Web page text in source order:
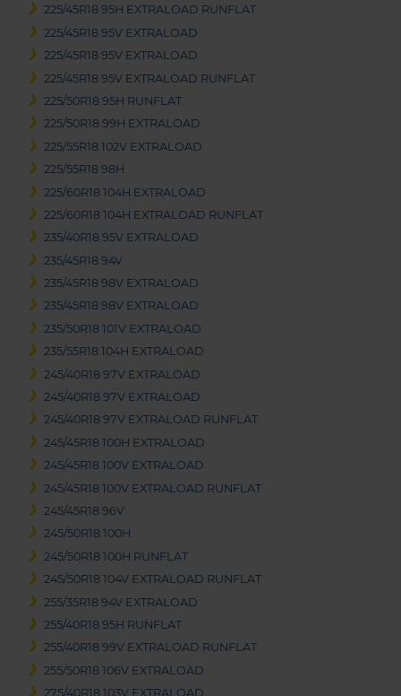
225/45R18 95H EXTRALOAD RUNFLAT
225/45R18 95V EXTRALOAD
225/45R18 95V EXTRALOAD
225/45R18 95V EXTRALOAD RUNFLAT
225/50R18 95H RUNFLAT
225/50R18 99H EXTRALOAD
225/55R18 102V EXTRALOAD
225/55R18 98H
225/60R18 104H EXTRALOAD
225/60R18 104H EXTRALOAD RUNFLAT
235/40R18 95V EXTRALOAD
235/45R18 94V
235/45R18 98V EXTRALOAD
235/45R18 98V EXTRALOAD
235/50R18 101V EXTRALOAD
235/55R18 104H EXTRALOAD
245/40R18 97V EXTRALOAD
245/40R18 97V EXTRALOAD
245/40R18 97V EXTRALOAD RUNFLAT
245/45R18 100H EXTRALOAD
245/45R18 100V EXTRALOAD
245/45R18 100V EXTRALOAD RUNFLAT
245/45R18 96V
245/50R18 100H
245/50R18 100H RUNFLAT
245/50R18 104V EXTRALOAD RUNFLAT
255/35R18 94V EXTRALOAD
255/40R18 95H RUNFLAT
255/40R18 99V EXTRALOAD RUNFLAT
255/50R18 106V EXTRALOAD
275/40R18 103V EXTRALOAD